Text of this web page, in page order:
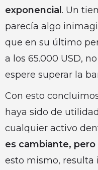
exponencial. Un
parecía algo
que en su último
a los 65.000 USD,
espere superar la
Con esto
haya sido de
cualquier activo
es cambiante,
esto mismo, resulta